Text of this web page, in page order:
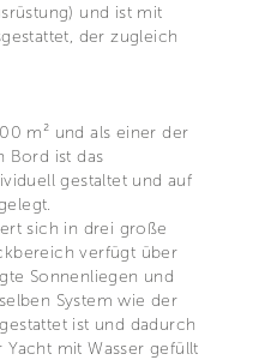
und ist mit
der zugleich
m² und als einer der
Bord ist das
gestaltet und auf
sich in drei große
verfügt über
Sonnenliegen und
System wie der
ist und dadurch
mit Wasser gefüllt